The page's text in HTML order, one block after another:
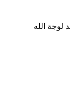
الله